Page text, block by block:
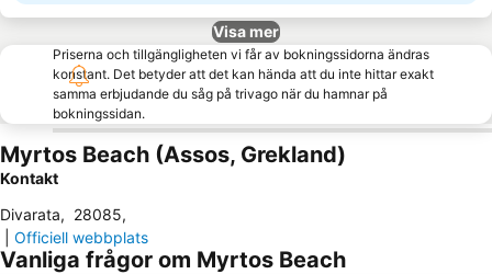
Visa mer
Priserna och tillgängligheten vi får av bokningssidorna ändras
konstant. Det betyder att det kan hända att du inte hittar exakt
samma erbjudande du såg på trivago när du hamnar på
bokningssidan.
Myrtos Beach (Assos, Grekland)
Kontakt
Divarata, 28085,
Officiell webbplats
Vanliga frågor om Myrtos Beach